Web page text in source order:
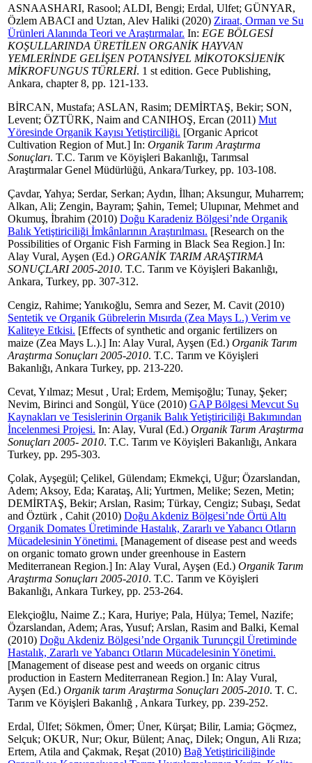
ASNAASHARI, Rasool; ALDI, Bengi; Erdal, Ulfet; GÜNYAR,
Özlem ABACI and Uztan, Alev Haliki (2020) Ziraat, Orman ve Su
Ürünleri Alanında Teori ve Araştırmalar. In: EGE BÖLGESİ
KOŞULLARINDA ÜRETİLEN ORGANİK HAYVAN
YEMLERİNDE GELİŞEN POTANSİYEL MİKOTOKSİJENİK
MİKROFUNGUS TÜRLERİ. 1 st edition. Gece Publishing,
Ankara, chapter 8, pp. 121-133.
BİRCAN, Mustafa; ASLAN, Rasim; DEMİRTAŞ, Bekir; SON,
Levent; ÖZTÜRK, Naim and CANIHOŞ, Ercan (2011) Mut
Yöresinde Organik Kayısı Yetiştirciliği. [Organic Apricot
Cultivation Region of Mut.] In: Organik Tarım Araştırma
Sonuçları. T.C. Tarım ve Köyişleri Bakanlığı, Tarımsal
Araştırmalar Genel Müdürlüğü, Ankara/Turkey, pp. 103-108.
Çavdar, Yahya; Serdar, Serkan; Aydın, İlhan; Aksungur, Muharrem;
Alkan, Ali; Zengin, Bayram; Şahin, Temel; Ulupınar, Mehmet and
Okumuş, İbrahim (2010) Doğu Karadeniz Bölgesi’nde Organik
Balık Yetiştiriciliği İmkânlarının Araştırılması. [Research on the
Possibilities of Organic Fish Farming in Black Sea Region.] In:
Alay Vural, Ayşen (Ed.) ORGANİK TARIM ARAŞTIRMA
SONUÇLARI 2005-2010. T.C. Tarım ve Köyişleri Bakanlığı,
Ankara, Turkey, pp. 307-312.
Cengiz, Rahime; Yanıkoğlu, Semra and Sezer, M. Cavit (2010)
Sentetik ve Organik Gübrelerin Mısırda (Zea Mays L.) Verim ve
Kaliteye Etkisi. [Effects of synthetic and organic fertilizers on
maize (Zea Mays L.).] In: Alay Vural, Ayşen (Ed.) Organik Tarım
Araştırma Sonuçları 2005-2010. T.C. Tarım ve Köyişleri
Bakanlığı, Ankara Turkey, pp. 213-220.
Cevat, Yılmaz; Mesut , Ural; Erdem, Memişoğlu; Tunay, Şeker;
Nevim, Birinci and Songül, Yüce (2010) GAP Bölgesi Mevcut Su
Kaynakları ve Tesislerinin Organik Balık Yetiştiriciliği Bakımından
İncelenmesi Projesi. In: Alay, Vural (Ed.) Organik Tarım Araştırma
Sonuçları 2005- 2010. T.C. Tarım ve Köyişleri Bakanlığı, Ankara
Turkey, pp. 295-303.
Çolak, Ayşegül; Çelikel, Gülendam; Ekmekçi, Uğur; Özarslandan,
Adem; Aksoy, Eda; Karataş, Ali; Yurtmen, Melike; Sezen, Metin;
DEMİRTAŞ, Bekir; Arslan, Rasim; Türkay, Cengiz; Subaşı, Sedat
and Öztürk , Cahit (2010) Doğu Akdeniz Bölgesi’nde Örtü Altı
Organik Domates Üretiminde Hastalık, Zararlı ve Yabancı Otların
Mücadelesinin Yönetimi. [Management of disease pest and weeds
on organic tomato grown under greenhouse in Eastern
Mediterranean Region.] In: Alay Vural, Ayşen (Ed.) Organik Tarım
Araştırma Sonuçları 2005-2010. T.C. Tarım ve Köyişleri
Bakanlığı, Ankara Turkey, pp. 253-264.
Elekçioğlu, Naime Z.; Kara, Huriye; Pala, Hülya; Temel, Nazife;
Özarslandan, Adem; Aras, Yusuf; Arslan, Rasim and Balki, Kemal
(2010) Doğu Akdeniz Bölgesi’nde Organik Turunçgil Üretiminde
Hastalık, Zararlı ve Yabancı Otların Mücadelesinin Yönetimi.
[Management of disease pest and weeds on organic citrus
production in Eastern Mediterranean Region.] In: Alay Vural,
Ayşen (Ed.) Organik tarım Araştırma Sonuçları 2005-2010. T. C.
Tarım ve Köyişleri Bakanlığ , Ankara Turkey, pp. 239-252.
Erdal, Ülfet; Sökmen, Ömer; Üner, Kürşat; Bilir, Lamia; Göçmez,
Selçuk; OKUR, Nur; Okur, Bülent; Anaç, Dilek; Ongun, Ali Rıza;
Ertem, Atila and Çakmak, Reşat (2010) Bağ Yetiştiriciliğinde